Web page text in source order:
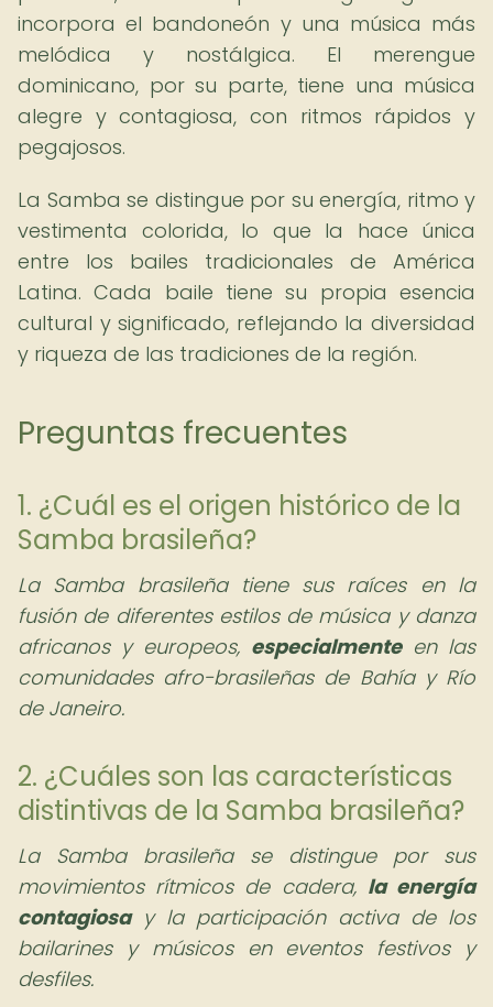
incorpora el bandoneón y una música más
melódica y nostálgica. El merengue
dominicano, por su parte, tiene una música
alegre y contagiosa, con ritmos rápidos y
pegajosos.
La Samba se distingue por su energía, ritmo y
vestimenta colorida, lo que la hace única
entre los bailes tradicionales de América
Latina. Cada baile tiene su propia esencia
cultural y significado, reflejando la diversidad
y riqueza de las tradiciones de la región.
Preguntas frecuentes
1. ¿Cuál es el origen histórico de la
Samba brasileña?
La Samba brasileña tiene sus raíces en la
fusión de diferentes estilos de música y danza
africanos y europeos, especialmenteen las
comunidades afro-brasileñas de Bahía y Río
de Janeiro.
2. ¿Cuáles son las características
distintivas de la Samba brasileña?
La Samba brasileña se distingue por sus
movimientos rítmicos de cadera, la energía
contagiosay la participación activa de los
bailarines y músicos en eventos festivos y
desfiles.